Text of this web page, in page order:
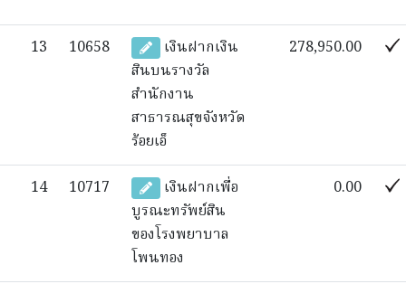
13 10658
เงินฝากเงิน
สินบนรางวัล
สำนักงาน
สาธารณสุขจังหวัด
ร้อยเอ็
278,950.00
14 10717
เงินฝากเพื่อ
บูรณะทรัพย์สิน
ของโรงพยาบาล
โพนทอง
0.00